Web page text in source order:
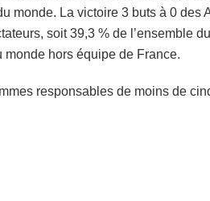
monde. La victoire 3 buts à 0 des
soit 39,3 % de l’ensemble
hors équipe de France.
responsables de moins de